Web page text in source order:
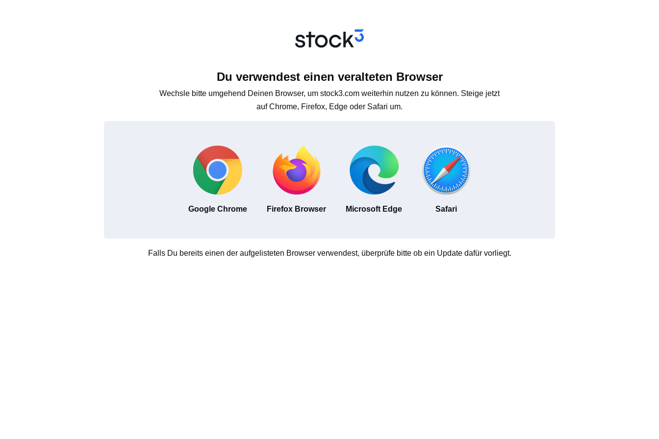
Du verwendest einen veralteten Browser
Wechsle bitte umgehend Deinen Browser, um stock3.com weiterhin nutzen zu können. Steige jetzt
auf Chrome, Firefox, Edge oder Safari um.
Google Chrome Firefox Browser Microsoft Edge Safari
Falls Du bereits einen der aufgelisteten Browser verwendest, überprüfe bitte ob ein Update dafür vorliegt.